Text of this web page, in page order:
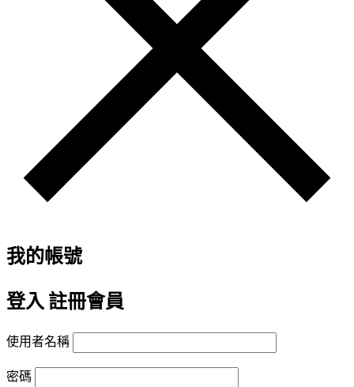
我的帳號
登入註冊會員
使用者名稱
密碼